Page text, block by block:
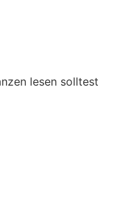
lesen solltest